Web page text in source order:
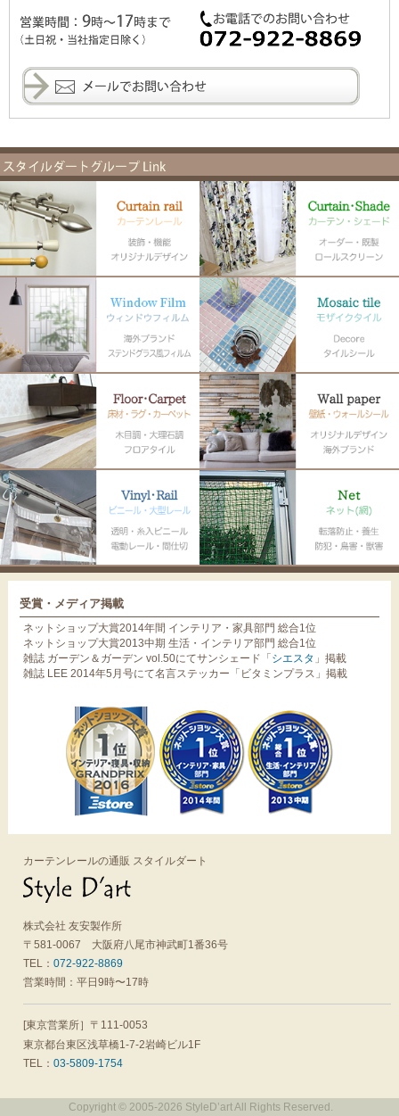
受賞・メディア掲載
ネットショップ大賞2014年間 インテリア・家具部門 総合1位
ネットショップ大賞2013中期 生活・インテリア部門 総合1位
雑誌 ガーデン＆ガーデン vol.50にてサンシェード「シエスタ 」掲載
雑誌 LEE 2014年5月号にて名言ステッカー「ビタミンプラス」掲載
カーテンレールの通販 スタイルダート
株式会社 友安製作所
〒581-0067 大阪府八尾市神武町1番36号
TEL：072-922-8869
営業時間：平日9時〜17時
[東京営業所］〒111-0053
東京都台東区浅草橋1-7-2岩崎ビル1F
TEL：03-5809-1754
Copyright © 2005-2026 StyleD’art All Rights Reserved.